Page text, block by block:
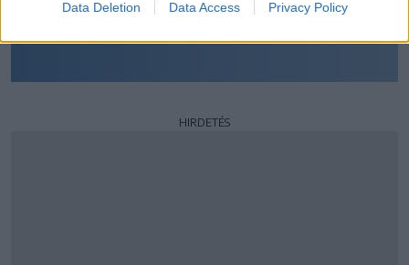
Data Deletion Data Access Privacy Policy
HIRDETÉS